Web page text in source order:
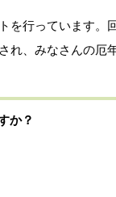
を行っています。
れ、みなさんの厄
か？